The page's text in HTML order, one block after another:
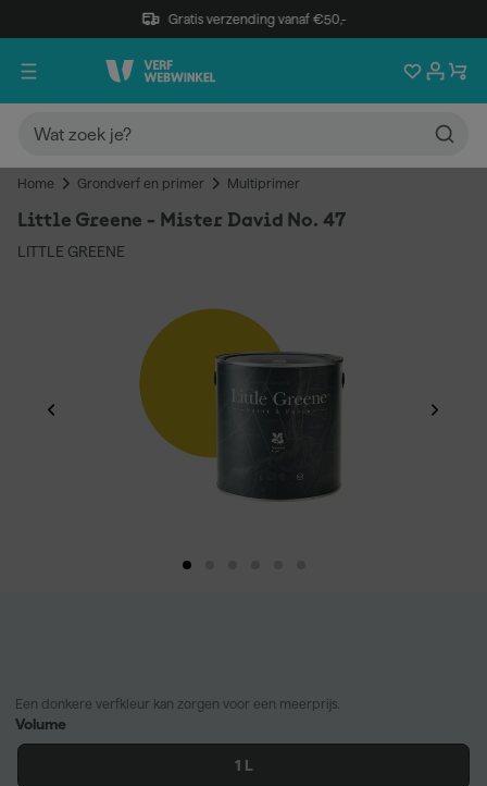
Gratis verzending vanaf €50,-
Home Grondverf en primer Multiprimer
Little Greene - Mister David No. 47
LITTLE GREENE
Een donkere verfkleur kan zorgen voor een meerprijs.
Volume
1 L